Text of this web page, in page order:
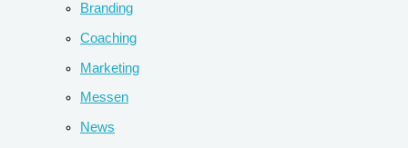
Branding
Coaching
Marketing
Messen
News